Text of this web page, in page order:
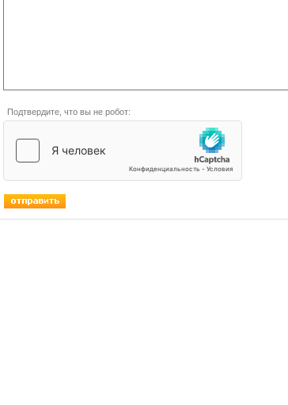
Подтвердите, что вы не робот: